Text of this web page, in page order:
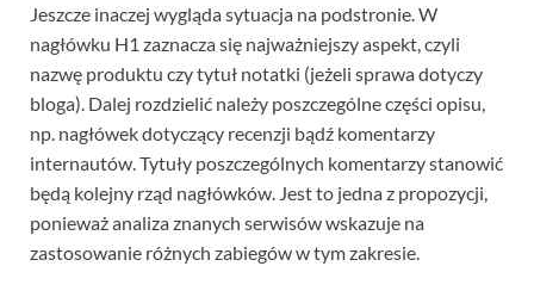
Jeszcze inaczej wygląda sytuacja na podstronie. W
nagłówku H1 zaznacza się najważniejszy aspekt, czyli
nazwę produktu czy tytuł notatki (jeżeli sprawa dotyczy
bloga). Dalej rozdzielić należy poszczególne części opisu,
np. nagłówek dotyczący recenzji bądź komentarzy
internautów. Tytuły poszczególnych komentarzy stanowić
będą kolejny rząd nagłówków. Jest to jedna z propozycji,
ponieważ analiza znanych serwisów wskazuje na
zastosowanie różnych zabiegów w tym zakresie.